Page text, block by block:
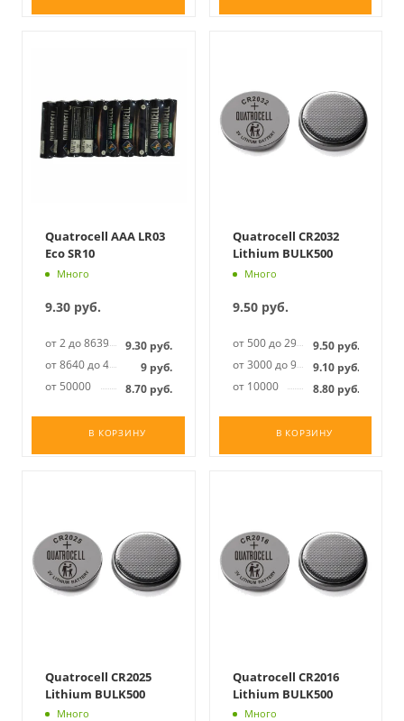
Quatrocell AAA LR03
Eco SR10
Много
9.30 руб.
от 2 до 8639 9.30 руб.
от 8640 до 49999
9руб.
от 50000
8.70 руб.
В КОРЗИНУ
Quatrocell CR2032
Lithium BULK500
Много
9.50руб.
от 500 до 2999 9.50руб.
от 3000 до 99999.10руб.
от 10000
8.80руб.
В КОРЗИНУ
Quatrocell CR2025
Lithium BULK500
Много
Quatrocell CR2016
Lithium BULK500
Много